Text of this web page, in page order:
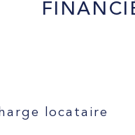
locataire